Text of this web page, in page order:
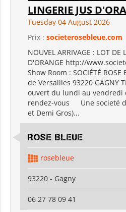
LINGERIE JUS
Tuesday 04 August 2026
Prix : societerosebleue.com
NOUVEL ARRIVAGE : LOT DE
D'ORANGE http://
Show Room : SOCIÉTÉ
de Versailles 93220 GAGNY
ouvert du lundi au vendredi
rendez-vous Une societé de
et Demi Gros)...
ROSE BLEUE
rosebleue
93220 - Gagny
06 27 78 09 41